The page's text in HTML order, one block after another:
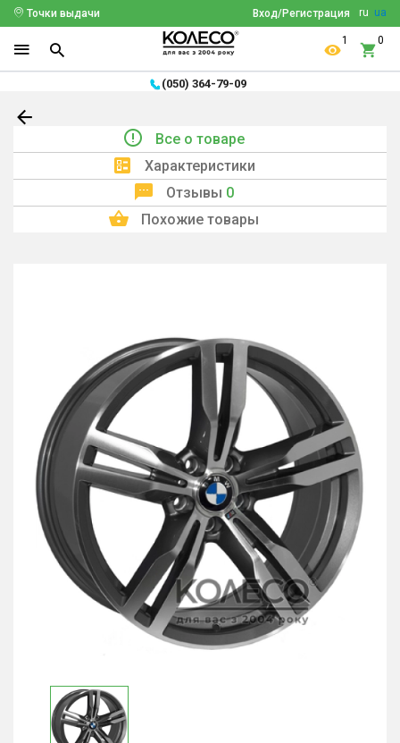
ru ua
Вход/Регистрация
Точки выдачи
1 0
(050) 364-79-09
Все о товаре
Характеристики
Отзывы 0
Похожие товары